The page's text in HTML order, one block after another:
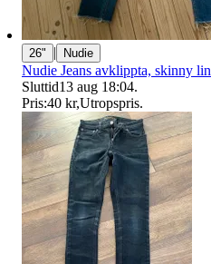
26" | Nudie
Nudie Jeans avklippta, skinny lin
Sluttid13 aug 18:04.
Pris:40 kr,Utropspris.